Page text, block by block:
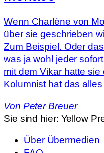
Wenn Charlène von
über sie geschrieben
Zum Beispiel. Oder
was ja wohl jeder
mit dem Vikar hatte
Kolumnist hat das
Von Peter Breuer
Sie sind hier: Yellow
Über Übermedien